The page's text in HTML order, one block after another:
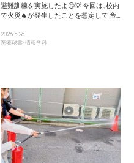
避難訓練を実施したよ😊💡 今回は、校内
で火災🔥が発生したことを想定して 帝...
2026.5.26
医療秘書・情報学科